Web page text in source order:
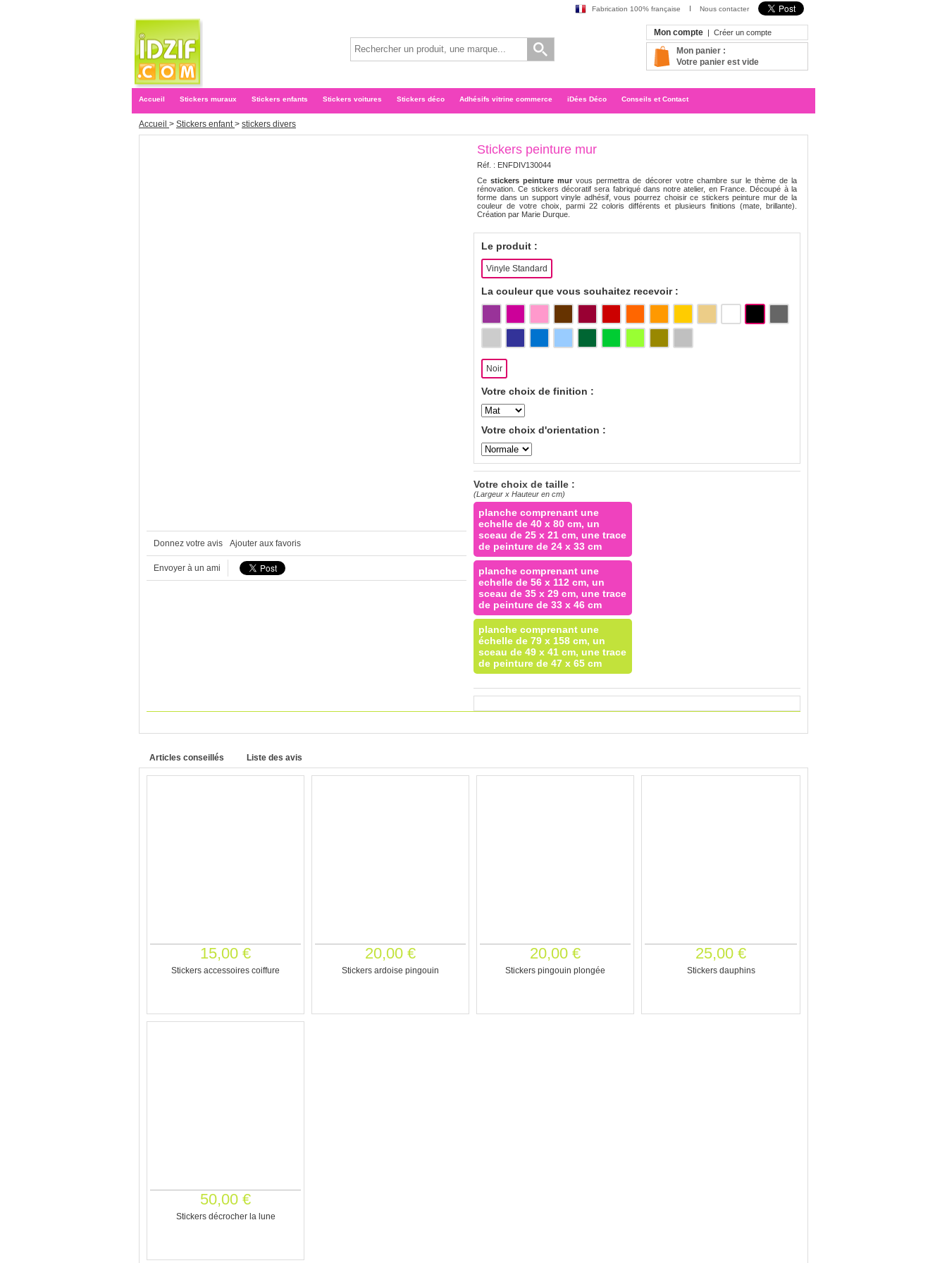
Fabrication 100% française Nous contacter
Mon compte | Créer un compte
Mon panier :
Votre panier est vide
Accueil Stickers muraux Stickers enfants Stickers voitures Stickers déco Adhésifs vitrine commerce iDées Déco Conseils et Contact
Accueil > Stickers enfant > stickers divers
Donnez votre avis Ajouter aux favoris
Envoyer à un ami
Stickers peinture mur
Réf. : ENFDIV130044
Cestickers peinture mur vous permettra de décorer votre chambre sur le thème de la
rénovation. Ce stickers décoratif sera fabriqué dans notre atelier, en France. Découpé à la
forme dans un support vinyle adhésif, vous pourrez choisir ce stickers peinture mur de la
couleur de votre choix, parmi 22 coloris différents et plusieurs finitions (mate, brillante).
Création par Marie Durque.
Le produit :
Vinyle Standard
La couleur que vous souhaitez recevoir :
Noir
Votre choix de finition :
Votre choix d'orientation :
Votre choix de taille :
(Largeur x Hauteur en cm)
planche comprenant une
echelle de 40 x 80 cm, un
sceau de 25 x 21 cm, une trace
de peinture de 24 x 33 cm
planche comprenant une
echelle de 56 x 112 cm, un
sceau de 35 x 29 cm, une trace
de peinture de 33 x 46 cm
planche comprenant une
échelle de 79 x 158 cm, un
sceau de 49 x 41 cm, une trace
de peinture de 47 x 65 cm
Articles conseillés Liste des avis
15,00 €
Stickers accessoires coiffure
20,00 €
Stickers ardoise pingouin
20,00 €
Stickers pingouin plongée
25,00 €
Stickers dauphins
50,00 €
Stickers décrocher la lune